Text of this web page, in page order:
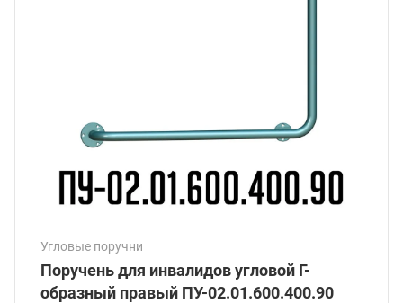
Угловые поручни
Поручень для инвалидов угловой Г-
образный правый ПУ-02.01.600.400.90